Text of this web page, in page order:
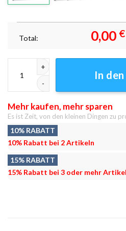
Total: 0,00 €
In
Mehr kaufen, mehr sparen
Es ist Zeit, von den kleinen Dingen zu
10% RABATT
10% Rabatt bei 2 Artikeln
15% RABATT
15% Rabatt bei 3 oder mehr